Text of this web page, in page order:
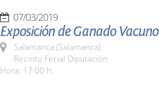
07/03/2019
Exposición de Ganado Vacuno
Salamanca (Salamanca)
Recinto Ferial Diputación
Hora: 17:00 h.